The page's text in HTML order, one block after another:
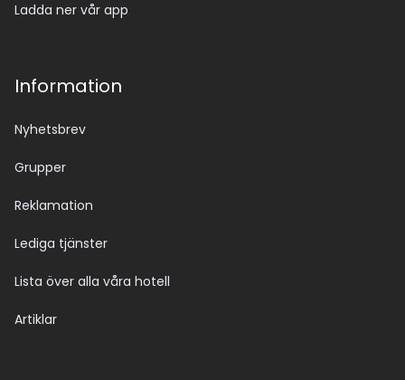
Ladda ner vår app
Information
Nyhetsbrev
Grupper
Reklamation
Lediga tjänster
Lista över alla våra hotell
Artiklar